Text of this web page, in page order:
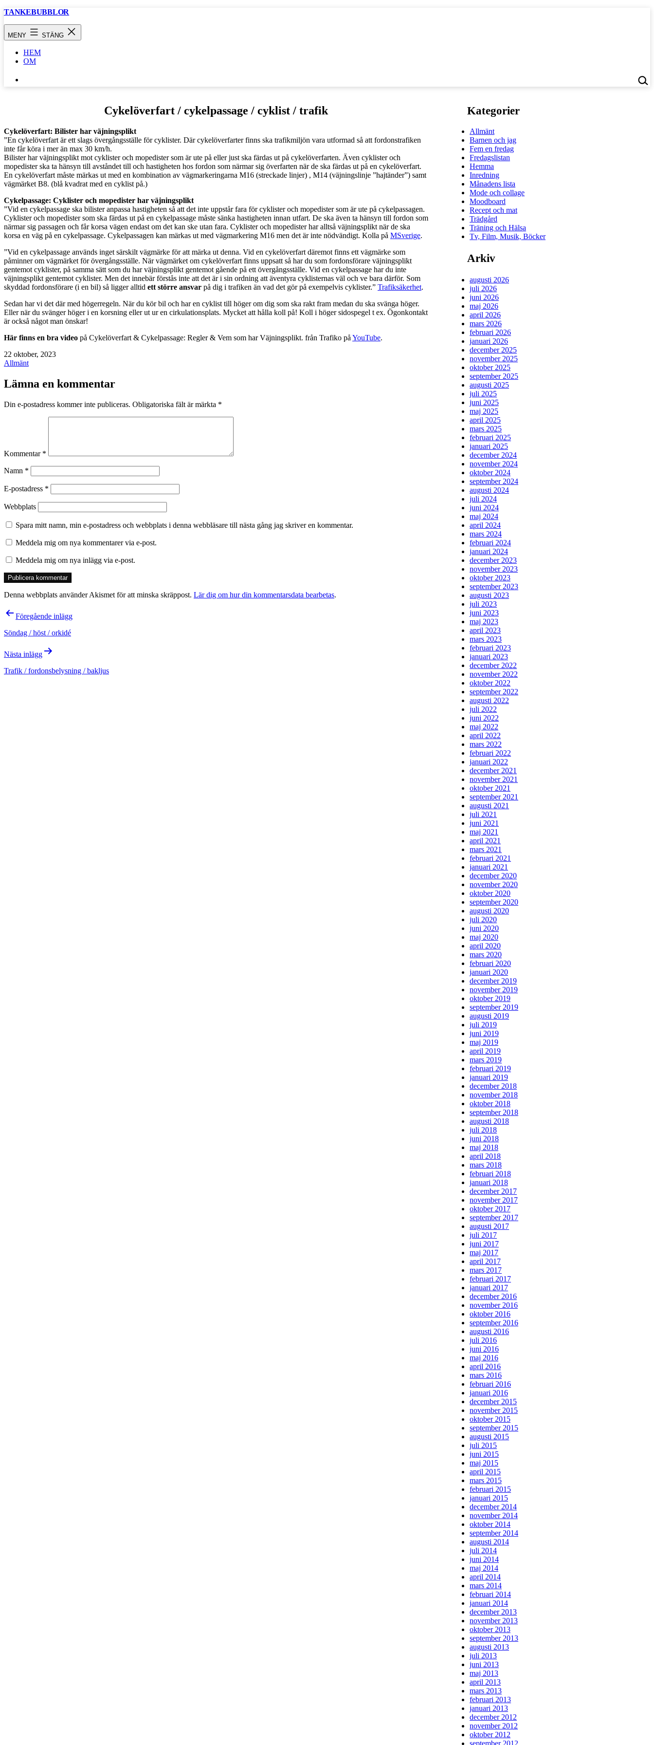
Hoppa
TANKEBUBBLOR
MENY STÄNG
HEM
OM
…
Cykelöverfart / cykelpassage / cyklist / trafik
Cykelöverfart: Bilister har väjningsplikt
”En cykelöverfart är ett slags övergångsställe för cyklister. Där cykelöverfarter finns ska trafikmiljön vara utformad så att fordonstrafiken
inte får köra i mer än max 30 km/h.
Bilister har väjningsplikt mot cyklister och mopedister som är ute på eller just ska färdas ut på cykelöverfarten. Även cyklister och
mopedister ska ta hänsyn till avståndet till och hastigheten hos fordon som närmar sig överfarten när de ska färdas ut på en cykelöverfart.
En cykelöverfart måste märkas ut med en kombination av vägmarkeringarna M16 (streckade linjer) , M14 (väjningslinje ”hajtänder”) samt
vägmärket B8. (blå kvadrat med en cyklist på.)
Cykelpassage: Cyklister och mopedister har väjningsplikt
”Vid en cykelpassage ska bilister anpassa hastigheten så att det inte uppstår fara för cyklister och mopedister som är ute på cykelpassagen.
Cyklister och mopedister som ska färdas ut på en cykelpassage måste sänka hastigheten innan utfart. De ska även ta hänsyn till fordon som
närmar sig passagen och får korsa vägen endast om det kan ske utan fara. Cyklister och mopedister har alltså väjningsplikt när de ska
korsa en väg på en cykelpassage. Cykelpassagen kan märkas ut med vägmarkering M16 men det är inte nödvändigt. Kolla på MSverige.
”Vid en cykelpassage används inget särskilt vägmärke för att märka ut denna. Vid en cykelöverfart däremot finns ett vägmärke som
påminner om vägmärket för övergångsställe. När vägmärket om cykelöverfart finns uppsatt så har du som fordonsförare väjningsplikt
gentemot cyklister, på samma sätt som du har väjningsplikt gentemot gående på ett övergångsställe. Vid en cykelpassage har du inte
väjningsplikt gentemot cyklister. Men det innebär förstås inte att det är i sin ordning att äventyra cyklisternas väl och ve bara därför. Som
skyddad fordonsförare (i en bil) så ligger alltid ett större ansvar på dig i trafiken än vad det gör på exempelvis cyklister.” Trafiksäkerhet.
Sedan har vi det där med högerregeln. När du kör bil och har en cyklist till höger om dig som ska rakt fram medan du ska svänga höger.
Eller när du svänger höger i en korsning eller ut ur en cirkulationsplats. Mycket att hålla koll på! Koll i höger sidospegel t ex. Ögonkontakt
är också något man önskar!
Här finns en bra video på Cykelöverfart & Cykelpassage: Regler & Vem som har Väjningsplikt. från Trafiko på YouTube.
Publicerat
den
22 oktober, 2023
Kategoriserat
Allmänt
Lämna en kommentar
Din e-postadress kommer inte publiceras. Obligatoriska fält är märkta *
Kommentar *
Namn *
E-postadress *
Webbplats
Spara mitt namn, min e-postadress och webbplats i denna webbläsare till nästa gång jag skriver en kommentar.
Meddela mig om nya kommentarer via e-post.
Meddela mig om nya inlägg via e-post.
Denna webbplats använder Akismet för att minska skräppost. Lär dig om hur din kommentarsdata bearbetas.
Inläggsnavigering
Föregående inlägg
Söndag / höst / orkidé
Nästa inlägg
Trafik / fordonsbelysning / bakljus
Kategorier
Allmänt
Barnen och jag
Fem en fredag
Fredagslistan
Hemma
Inredning
Månadens lista
Mode och collage
Moodboard
Recept och mat
Trädgård
Träning och Hälsa
Tv, Film, Musik, Böcker
Arkiv
augusti 2026
juli 2026
juni 2026
maj 2026
april 2026
mars 2026
februari 2026
januari 2026
december 2025
november 2025
oktober 2025
september 2025
augusti 2025
juli 2025
juni 2025
maj 2025
april 2025
mars 2025
februari 2025
januari 2025
december 2024
november 2024
oktober 2024
september 2024
augusti 2024
juli 2024
juni 2024
maj 2024
april 2024
mars 2024
februari 2024
januari 2024
december 2023
november 2023
oktober 2023
september 2023
augusti 2023
juli 2023
juni 2023
maj 2023
april 2023
mars 2023
februari 2023
januari 2023
december 2022
november 2022
oktober 2022
september 2022
augusti 2022
juli 2022
juni 2022
maj 2022
april 2022
mars 2022
februari 2022
januari 2022
december 2021
november 2021
oktober 2021
september 2021
augusti 2021
juli 2021
juni 2021
maj 2021
april 2021
mars 2021
februari 2021
januari 2021
december 2020
november 2020
oktober 2020
september 2020
augusti 2020
juli 2020
juni 2020
maj 2020
april 2020
mars 2020
februari 2020
januari 2020
december 2019
november 2019
oktober 2019
september 2019
augusti 2019
juli 2019
juni 2019
maj 2019
april 2019
mars 2019
februari 2019
januari 2019
december 2018
november 2018
oktober 2018
september 2018
augusti 2018
juli 2018
juni 2018
maj 2018
april 2018
mars 2018
februari 2018
januari 2018
december 2017
november 2017
oktober 2017
september 2017
augusti 2017
juli 2017
juni 2017
maj 2017
april 2017
mars 2017
februari 2017
januari 2017
december 2016
november 2016
oktober 2016
september 2016
augusti 2016
juli 2016
juni 2016
maj 2016
april 2016
mars 2016
februari 2016
januari 2016
december 2015
november 2015
oktober 2015
september 2015
augusti 2015
juli 2015
juni 2015
maj 2015
april 2015
mars 2015
februari 2015
januari 2015
december 2014
november 2014
oktober 2014
september 2014
augusti 2014
juli 2014
juni 2014
maj 2014
april 2014
mars 2014
februari 2014
januari 2014
december 2013
november 2013
oktober 2013
september 2013
augusti 2013
juli 2013
juni 2013
maj 2013
april 2013
mars 2013
februari 2013
januari 2013
december 2012
november 2012
oktober 2012
september 2012